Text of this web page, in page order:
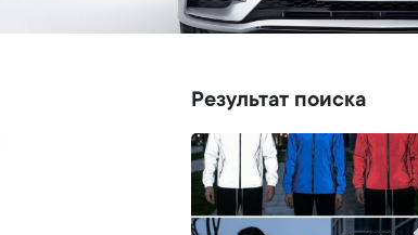
Результат поиска